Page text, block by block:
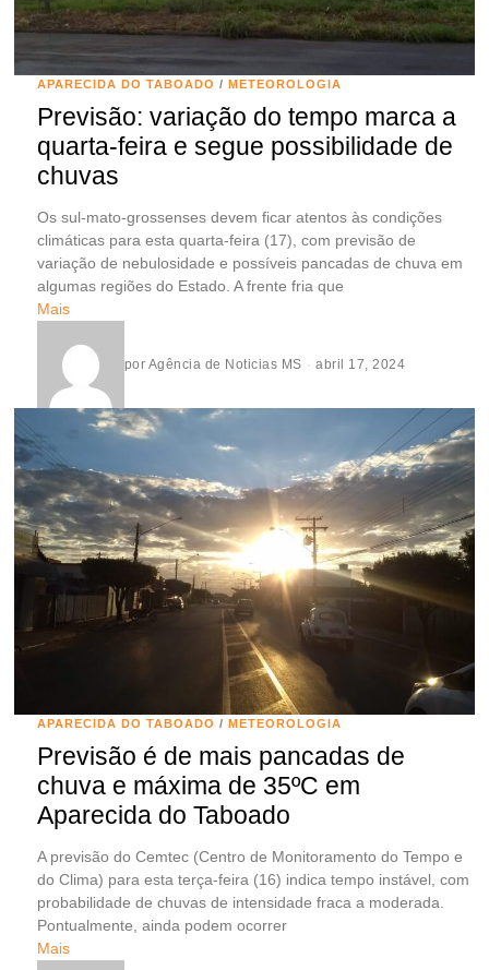
APARECIDA DO TABOADO / METEOROLOGIA
Previsão: variação do tempo marca a
quarta-feira e segue possibilidade de
chuvas
Os sul-mato-grossenses devem ficar atentos às condições
climáticas para esta quarta-feira (17), com previsão de
variação de nebulosidade e possíveis pancadas de chuva em
algumas regiões do Estado. A frente fria que
Mais
por Agência de Noticias MS abril 17, 2024
APARECIDA DO TABOADO / METEOROLOGIA
Previsão é de mais pancadas de
chuva e máxima de 35ºC em
Aparecida do Taboado
A previsão do Cemtec (Centro de Monitoramento do Tempo e
do Clima) para esta terça-feira (16) indica tempo instável, com
probabilidade de chuvas de intensidade fraca a moderada.
Pontualmente, ainda podem ocorrer
Mais